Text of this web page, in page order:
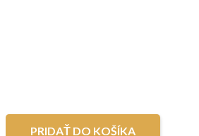
PRIDAŤ DO KOŠÍKA